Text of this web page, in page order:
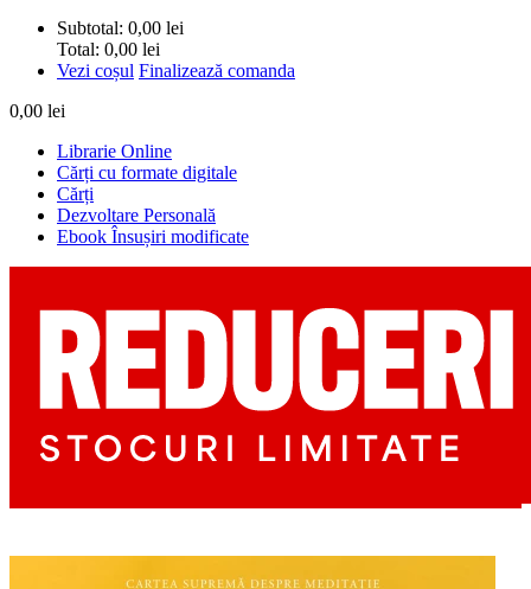
Subtotal: 0,00 lei
Total: 0,00 lei
Vezi coșul Finalizează comanda
0,00 lei
Librarie Online
Cărți cu formate digitale
Cărți
Dezvoltare Personală
Ebook Însușiri modificate